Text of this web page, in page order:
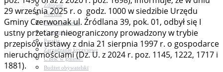
Zdrowie
Oświata
Bezpieczeństwo
Komunikacja
Parafie
Zarządzanie kryzysowe
C.ześć w gminie!
Budżet obywatelski
29 września 2025 r. o godz. 1000 w siedzibie Urzędu
Gminy Czerwonak ul. Źródlana 39, pok. 01, odbył się I
ustny przetarg nieograniczony prowadzony w trybie
przepisów ustawy z dnia 21 sierpnia 1997 r. o gospodarce
nieruchomościami (Dz. U. z 2024 r. poz. 1145, 1222, 1717 i
1881).